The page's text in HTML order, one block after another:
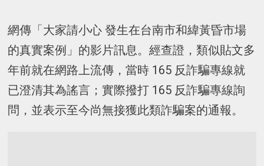
網傳「大家請小心 發生在台南市和緯黃昏市場
的真實案例」的影片訊息。經查證，類似貼文多
年前就在網路上流傳，當時 165 反詐騙專線就
已澄清其為謠言；實際撥打 165 反詐騙專線詢
問，並表示至今尚無接獲此類詐騙案的通報。